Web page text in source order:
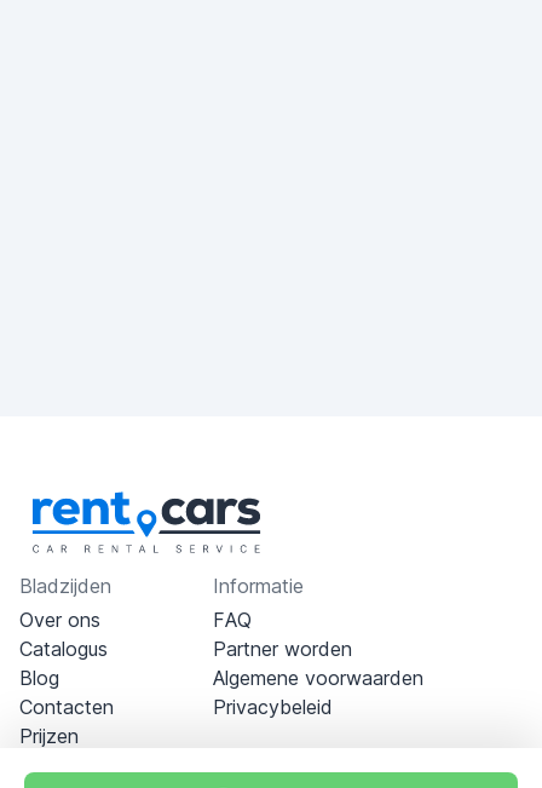
Bladzijden
Over ons
Catalogus
Blog
Contacten
Prijzen
Informatie
FAQ
Partner worden
Algemene voorwaarden
Privacybeleid